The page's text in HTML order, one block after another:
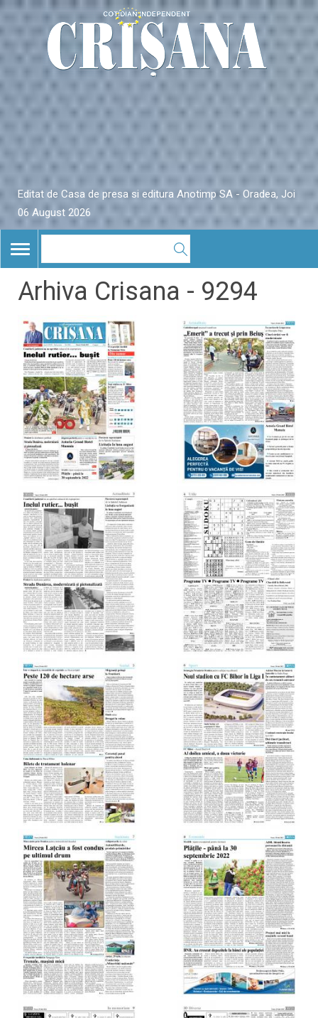
Editat de Casa de presa si editura Anotimp SA - Oradea, Joi
06 August 2026
TOGGLE
NAVIGATION
Arhiva Crisana - 9294